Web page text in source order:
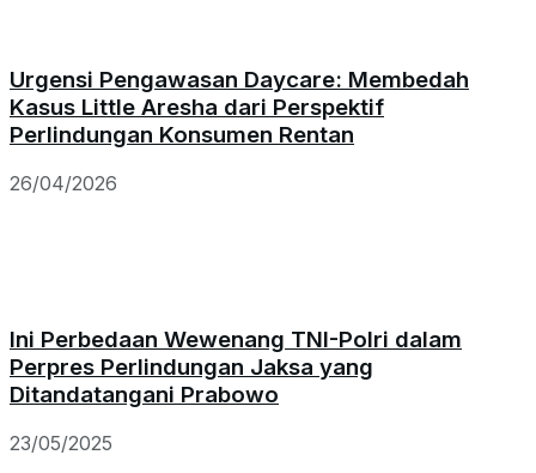
Urgensi Pengawasan Daycare: Membedah
Kasus Little Aresha dari Perspektif
Perlindungan Konsumen Rentan
26/04/2026
Ini Perbedaan Wewenang TNI-Polri dalam
Perpres Perlindungan Jaksa yang
Ditandatangani Prabowo
23/05/2025